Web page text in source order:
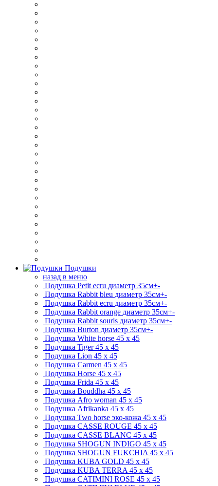
Подушки
назад в меню
Подушка Petit ecru диаметр 35см+-
Подушка Rabbit bleu диаметр 35см+-
Подушка Rabbit ecru диаметр 35см+-
Подушка Rabbit orange диаметр 35см+-
Подушка Rabbit souris диаметр 35см+-
Подушка Burton диаметр 35см+-
Подушка White horse 45 x 45
Подушка Tiger45 x 45
Подушка Lion 45 x 45
Подушка Carmen 45 x 45
Подушка Horse 45 x 45
Подушка Frida 45 x 45
Подушка Bouddha 45 x 45
Подушка Afro woman 45 x 45
Подушка Afrikanka 45 x 45
Подушка Two horse эко-кожа 45 x 45
Подушка CASSE ROUGE 45 x 45
Подушка CASSE BLANC 45 x 45
Подушка SHOGUN INDIGO 45 x 45
Подушка SHOGUN FUKCHIA 45 x 45
Подушка KUBA GOLD 45 x 45
Подушка KUBA TERRA 45 x 45
Подушка CATIMINI ROSE 45 x 45